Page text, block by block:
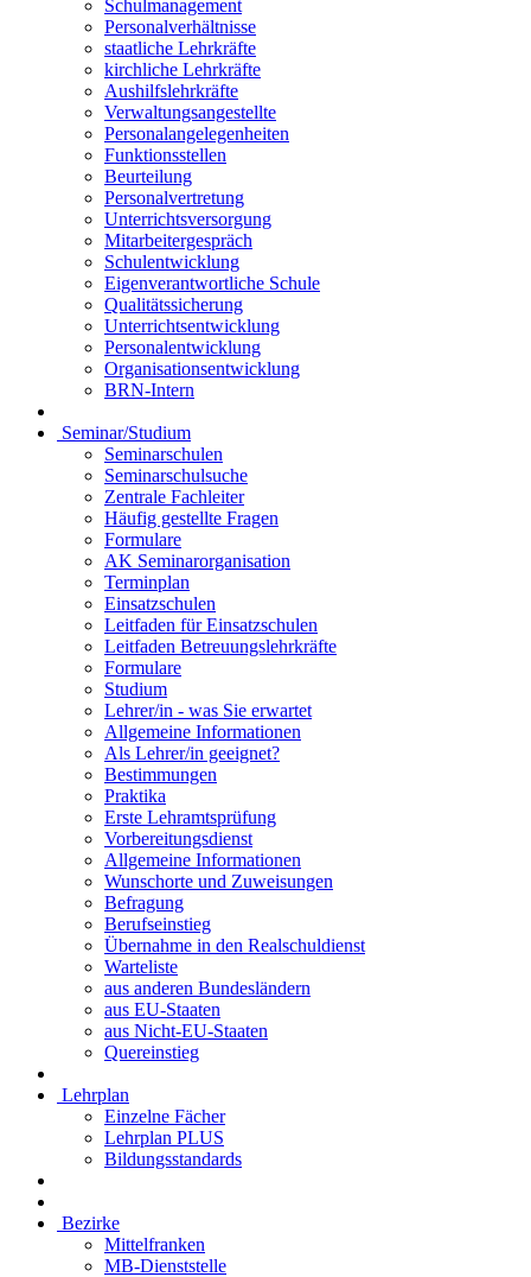
Schulmanagement
Personalverhältnisse
staatliche Lehrkräfte
kirchliche Lehrkräfte
Aushilfslehrkräfte
Verwaltungsangestellte
Personalangelegenheiten
Funktionsstellen
Beurteilung
Personalvertretung
Unterrichtsversorgung
Mitarbeitergespräch
Schulentwicklung
Eigenverantwortliche Schule
Qualitätssicherung
Unterrichtsentwicklung
Personalentwicklung
Organisationsentwicklung
BRN-Intern
Seminar/Studium
Seminarschulen
Seminarschulsuche
Zentrale Fachleiter
Häufig gestellte Fragen
Formulare
AK Seminarorganisation
Terminplan
Einsatzschulen
Leitfaden für Einsatzschulen
Leitfaden Betreuungslehrkräfte
Formulare
Studium
Lehrer/in - was Sie erwartet
Allgemeine Informationen
Als Lehrer/in geeignet?
Bestimmungen
Praktika
Erste Lehramtsprüfung
Vorbereitungsdienst
Allgemeine Informationen
Wunschorte und Zuweisungen
Befragung
Berufseinstieg
Übernahme in den Realschuldienst
Warteliste
aus anderen Bundesländern
aus EU-Staaten
aus Nicht-EU-Staaten
Quereinstieg
Lehrplan
Einzelne Fächer
Lehrplan PLUS
Bildungsstandards
Bezirke
Mittelfranken
MB-Dienststelle